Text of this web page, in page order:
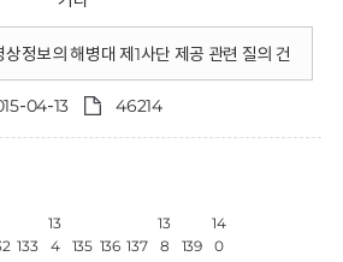
정보의 해병대 제1사단 제공 관련 질의 건
04-13 46214
133
13
4
135 136 137
13
8
139
14
0